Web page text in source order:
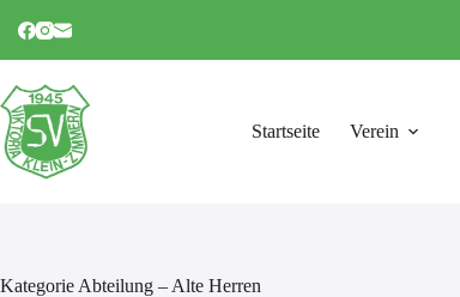
Inhalt
Startseite Verein
Kategorie Abteilung – Alte Herren